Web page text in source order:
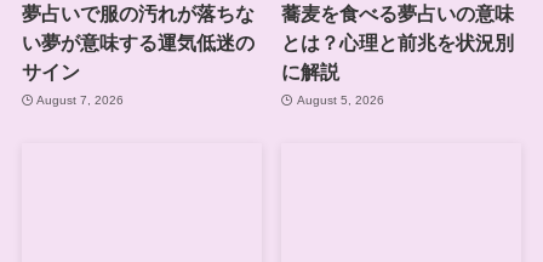
夢占いで服の汚れが落ちな
い夢が意味する運気低迷の
サイン
August 7, 2026
蕎麦を食べる夢占いの意味
とは？心理と前兆を状況別
に解説
August 5, 2026